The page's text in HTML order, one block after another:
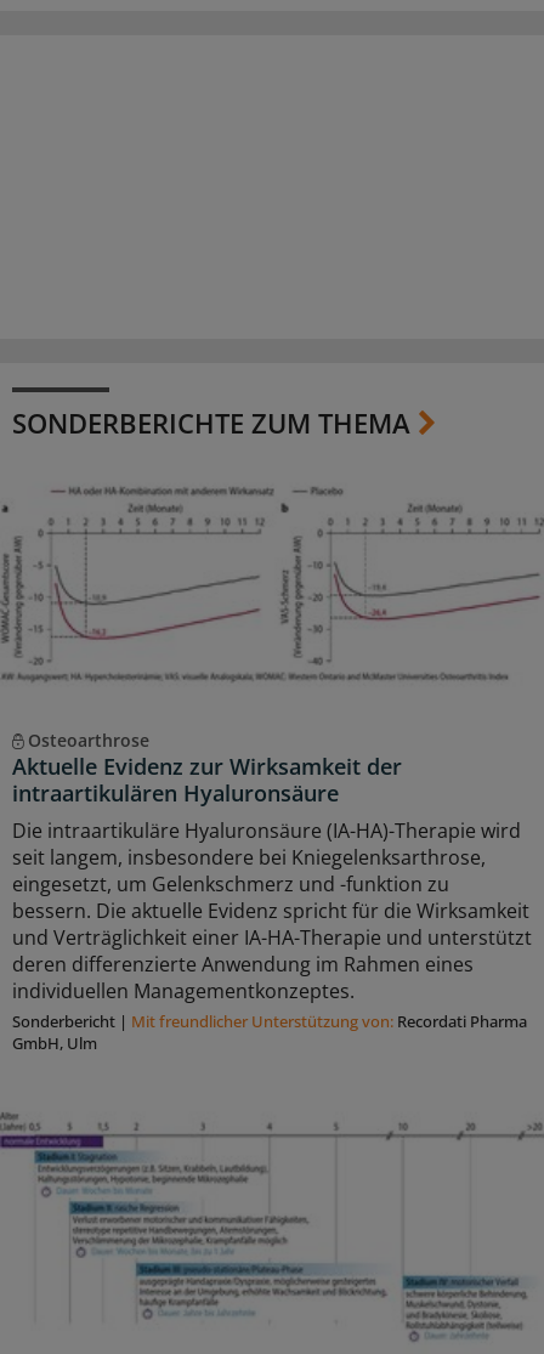
SONDERBERICHTE ZUM THEMA
Osteoarthrose
Aktuelle Evidenz zur Wirksamkeit der
intraartikulären Hyaluronsäure
Die intraartikuläre Hyaluronsäure (IA-HA)-Therapie wird
seit langem, insbesondere bei Kniegelenksarthrose,
eingesetzt, um Gelenkschmerz und -funktion zu
bessern. Die aktuelle Evidenz spricht für die Wirksamkeit
und Verträglichkeit einer IA-HA-Therapie und unterstützt
deren differenzierte Anwendung im Rahmen eines
individuellen Managementkonzeptes.
Sonderbericht | Mit freundlicher Unterstützung von: Recordati Pharma
GmbH, Ulm